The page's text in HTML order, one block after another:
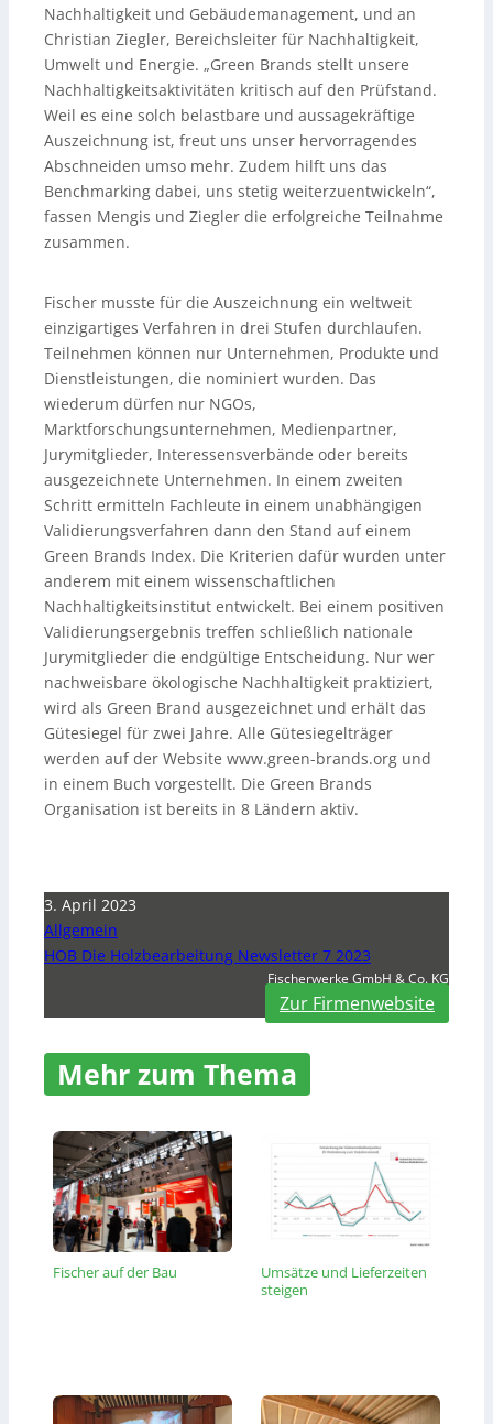
Nachhaltigkeit und Gebäudemanagement, und an
Christian Ziegler, Bereichsleiter für Nachhaltigkeit,
Umwelt und Energie. „Green Brands stellt unsere
Nachhaltigkeitsaktivitäten kritisch auf den Prüfstand.
Weil es eine solch belastbare und aussagekräftige
Auszeichnung ist, freut uns unser hervorragendes
Abschneiden umso mehr. Zudem hilft uns das
Benchmarking dabei, uns stetig weiterzuentwickeln“,
fassen Mengis und Ziegler die erfolgreiche Teilnahme
zusammen.
Fischer musste für die Auszeichnung ein weltweit
einzigartiges Verfahren in drei Stufen durchlaufen.
Teilnehmen können nur Unternehmen, Produkte und
Dienstleistungen, die nominiert wurden. Das
wiederum dürfen nur NGOs,
Marktforschungsunternehmen, Medienpartner,
Jurymitglieder, Interessensverbände oder bereits
ausgezeichnete Unternehmen. In einem zweiten
Schritt ermitteln Fachleute in einem unabhängigen
Validierungsverfahren dann den Stand auf einem
Green Brands Index. Die Kriterien dafür wurden unter
anderem mit einem wissenschaftlichen
Nachhaltigkeitsinstitut entwickelt. Bei einem positiven
Validierungsergebnis treffen schließlich nationale
Jurymitglieder die endgültige Entscheidung. Nur wer
nachweisbare ökologische Nachhaltigkeit praktiziert,
wird als Green Brand ausgezeichnet und erhält das
Gütesiegel für zwei Jahre. Alle Gütesiegelträger
werden auf der Website www.green-brands.org und
in einem Buch vorgestellt. Die Green Brands
Organisation ist bereits in 8 Ländern aktiv.
3. April 2023
Allgemein
HOB Die Holzbearbeitung Newsletter 7 2023
Fischerwerke GmbH & Co. KG
Zur Firmenwebsite
Mehr zum Thema
Fischer auf der Bau
Umsätze und Lieferzeiten
steigen